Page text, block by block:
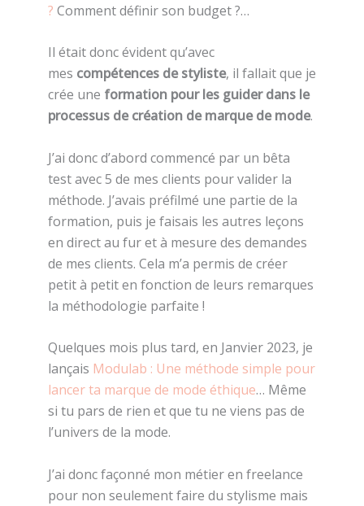
? Comment définir son budget ?…
Il était donc évident qu’avec
mes compétences de styliste, il fallait que je
crée une formation pour les guider dans le
processus de création de marque de mode.
J’ai donc d’abord commencé par un bêta
test avec 5 de mes clients pour valider la
méthode. J’avais préfilmé une partie de la
formation, puis je faisais les autres leçons
en direct au fur et à mesure des demandes
de mes clients. Cela m’a permis de créer
petit à petit en fonction de leurs remarques
la méthodologie parfaite !
Quelques mois plus tard, en Janvier 2023, je
lançais Modulab : Une méthode simple pour
lancer ta marque de mode éthique… Même
si tu pars de rien et que tu ne viens pas de
l’univers de la mode.
J’ai donc façonné mon métier en freelance
pour non seulement faire du stylisme mais